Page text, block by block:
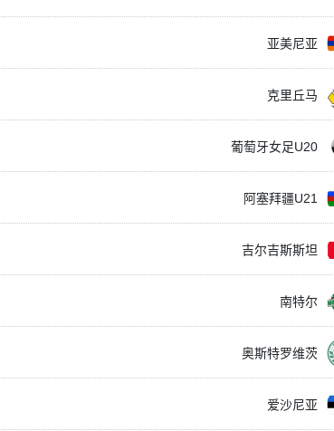
亚美尼亚
克里丘马
葡萄牙女足U20
阿塞拜疆U21
吉尔吉斯斯坦
南特尔
奥斯特罗维茨
爱沙尼亚